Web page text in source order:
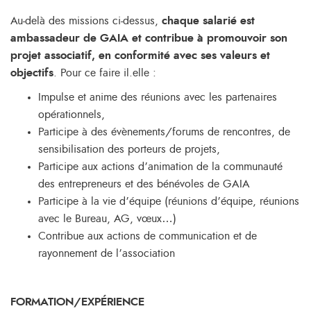
Au-delà des missions ci-dessus,
chaque salarié est
ambassadeur de GAIA et contribue à promouvoir son
projet associatif, en conformité avec ses valeurs et
objectifs . Pour ce faire il.elle :
Impulse et anime des réunions avec les partenaires
opérationnels,
Participe à des évènements/forums de rencontres, de
sensibilisation des porteurs de projets,
Participe aux actions d’animation de la communauté
des entrepreneurs et des bénévoles de GAIA
Participe à la vie d’équipe (réunions d’équipe, réunions
avec le Bureau, AG, vœux…)
Contribue aux actions de communication et de
rayonnement de l’association
FORMATION/EXPÉRIENCE